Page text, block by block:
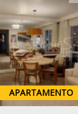
APARTAMENTO